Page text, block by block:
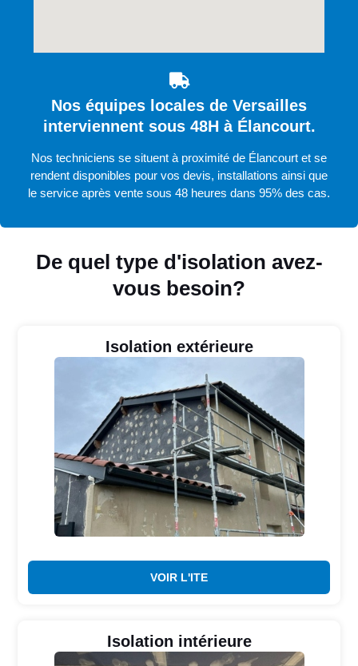
De quel type d'isolation avez-
vous besoin?
Isolation extérieure
VOIR L'ITE
Isolation intérieure
Nos équipes locales de Versailles
interviennent sous 48H à Élancourt.
Nos techniciens se situent à proximité de Élancourt et se
rendent disponibles pour vos devis, installations ainsi que
le service après vente sous 48 heures dans 95% des cas.